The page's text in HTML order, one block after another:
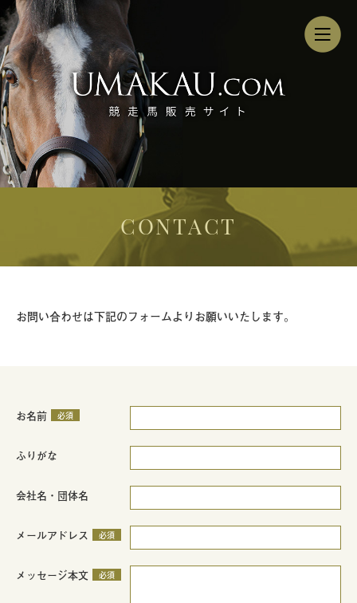
CONTACT
お問い合わせは下記のフォームよりお願いいたします。
お名前 必須
ふりがな
会社名・団体名
メールアドレス 必須
メッセージ本文 必須